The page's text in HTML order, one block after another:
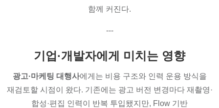
함께 커진다.
---
기업·개발자에게 미치는 영향
광고·마케팅 대행사에게는 비용 구조와 인력 운용 방식을
재검토할 시점이 왔다. 기존에는 광고 버전 변경마다 재촬영·
합성·편집 인력이 반복 투입됐지만, Flow 기반